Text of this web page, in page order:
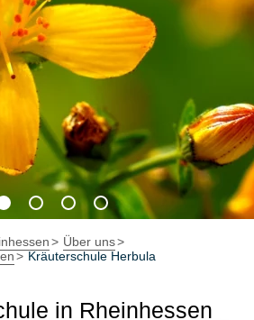
Kultur & Städte
& Service
Blog Karte
Über uns
Kräuterschule Herbula
in Rheinhessen